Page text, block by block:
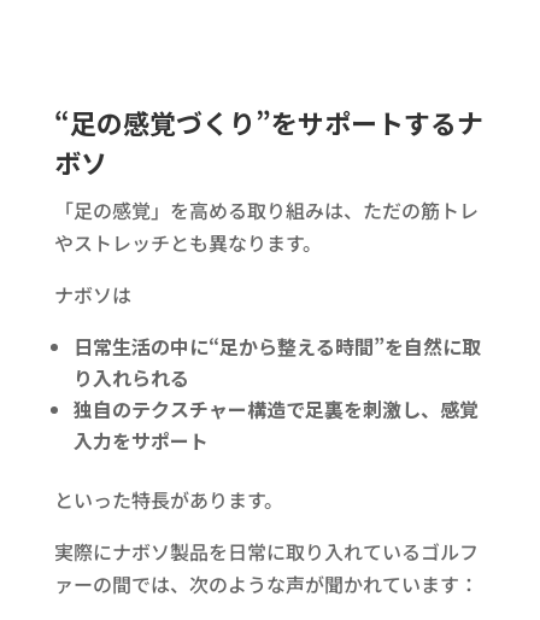
“足の感覚づくり”をサポートするナ
ボソ
「足の感覚」を高める取り組みは、ただの筋トレ
やストレッチとも異なります。
ナボソは
日常生活の中に“足から整える時間”を自然に取
り入れられる
独自のテクスチャー構造で足裏を刺激し、感覚
入力をサポート
といった特長があります。
実際にナボソ製品を日常に取り入れているゴルフ
ァーの間では、次のような声が聞かれています：